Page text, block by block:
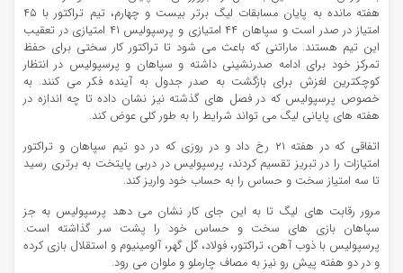
هفته مانده به پایان مسابقات لیگ برتر بیست و چهارم، تیم تراکتور با ۴۵
امتیاز در صدر است و سپاهان ۴۴ امتیازی و پرسپولیس ۴۱ امتیازی در تعقیب
این تیم هستند. ماراتنی که باعث می شود تا تراکتور کار سختی برای حفظ
تمرکز خود برای ادامه صدرنشینی داشته و سپاهان و پرسپولیس در انتظار
کوچکترین لغزش برای بازگشت به صدر جدول به آینده فکر می کنند. به
خصوص پرسپولیس که در فصل های گذشته نیز نشان داده تا چه اندازه در
هفته های پایانی لیگ می تواند شرایط را به طور کلی عوض کند.
اتفاقی که در هفته ۲۱ رخ داد و در روزی که در دو تیم سپاهان و تراکتور
امتیازات را در تبریز تقسیم کردند، پرسپولیس در دربی پایتخت به برتری رسید
تا سه امتیاز سخت و حساس را به حساب خود واریز کند.
مرور رقابت های لیگ تا به این جای کار نشان می دهد پرسپولیس به جز
سپاهان بازی های سخت و حساس خود را پشت سر گذاشته است.
پرسپولیس با ذوب آهن، تراکتور، فولاد، گل گهر، آلومینیوم و استقلال بازی کرده
و در دو هفته پیش رو نیز به مصاف چارملو و ملوان می رود.